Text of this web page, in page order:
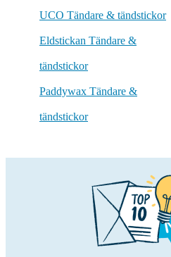
UCO Tändare & tändstickor
Eldstickan Tändare &
tändstickor
Paddywax Tändare &
tändstickor